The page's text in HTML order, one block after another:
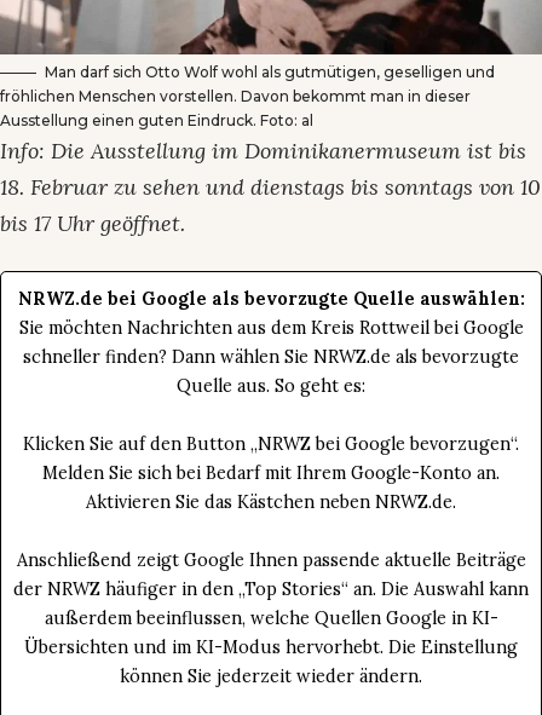
Man darf sich Otto Wolf wohl als gutmütigen, geselligen und
fröhlichen Menschen vorstellen. Davon bekommt man in dieser
Ausstellung einen guten Eindruck. Foto: al
Info: Die Ausstellung im Dominikanermuseum ist bis
18. Februar zu sehen und dienstags bis sonntags von 10
bis 17 Uhr geöffnet.
NRWZ.de bei Google als bevorzugte Quelle auswählen:
Sie möchten Nachrichten aus dem Kreis Rottweil bei Google
schneller finden? Dann wählen Sie NRWZ.de als bevorzugte
Quelle aus. So geht es:
Klicken Sie auf den Button „NRWZ bei Google bevorzugen“.
Melden Sie sich bei Bedarf mit Ihrem Google-Konto an.
Aktivieren Sie das Kästchen neben NRWZ.de.
Anschließend zeigt Google Ihnen passende aktuelle Beiträge
der NRWZ häufiger in den „Top Stories“ an. Die Auswahl kann
außerdem beeinflussen, welche Quellen Google in KI-
Übersichten und im KI-Modus hervorhebt. Die Einstellung
können Sie jederzeit wieder ändern.